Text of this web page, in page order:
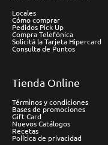
Locales
Cómo comprar
Pedidos Pick Up
Compra Telefónica
Solicitá la Tarjeta Hipercard
Consulta de Puntos
Tienda Online
Términos y condiciones
Bases de promociones
Gift Card
Nuevos Catálogos
Recetas
Política de privacidad